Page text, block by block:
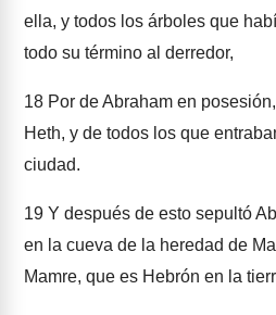
ella, y todos los árboles que
todo su término al derredor,
18 Por de Abraham en
Heth, y de todos los que
ciudad.
19 Y después de esto sepultó
en la cueva de la heredad de
Mamre, que es Hebrón en la